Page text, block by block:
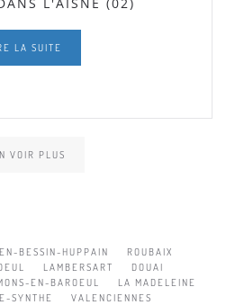
LA SUITE
VOIR PLUS
BESSIN-HUPPAIN
ROUBAIX
LAMBERSART
DOUAI
EN-BAROEUL
LA MADELEINE
SYNTHE
VALENCIENNES